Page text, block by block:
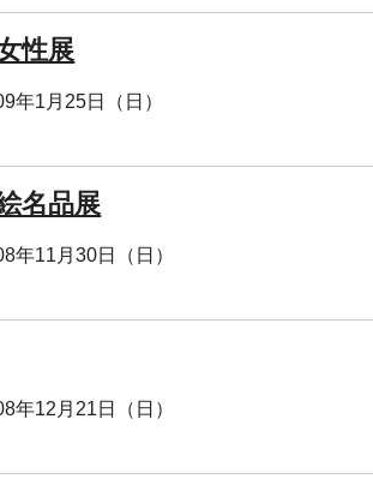
性展
年1月25日（日）
名品展
年11月30日（日）
年12月21日（日）